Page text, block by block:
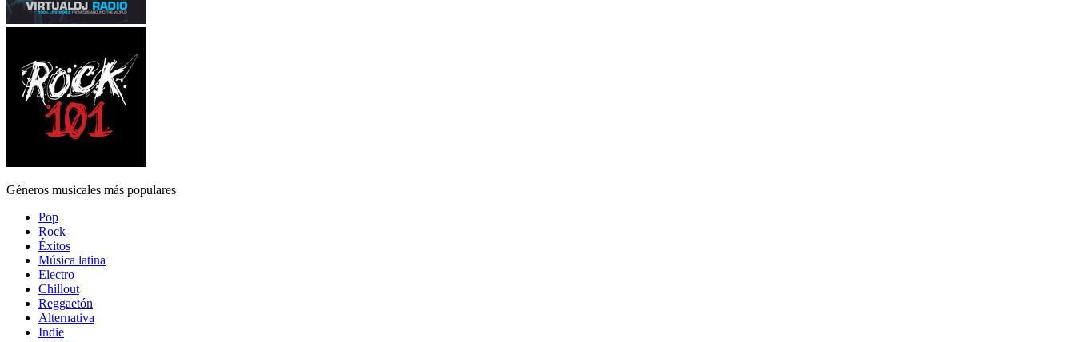
Géneros musicales más populares
Pop
Rock
Éxitos
Música latina
Electro
Chillout
Reggaetón
Alternativa
Indie